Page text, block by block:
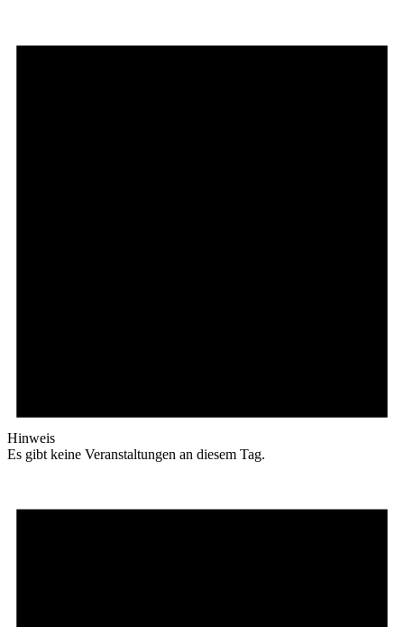
Hinweis
Es gibt keine Veranstaltungen an diesem Tag.